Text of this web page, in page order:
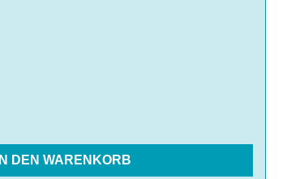
IN DEN WARENKORB